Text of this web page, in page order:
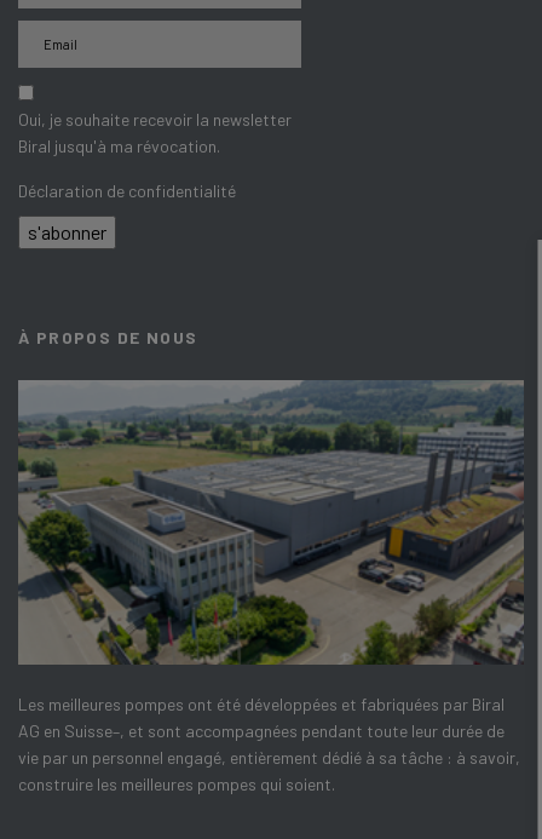
Oui, je souhaite recevoir la newsletter
Biral jusqu'à ma révocation.
Déclaration de confidentialité
s'abonner
À PROPOS DE NOUS
Les meilleures pompes ont été développées et fabriquées par Biral
AG en Suisse–, et sont accompagnées pendant toute leur durée de
vie par un personnel engagé, entièrement dédié à sa tâche : à savoir,
construire les meilleures pompes qui soient.